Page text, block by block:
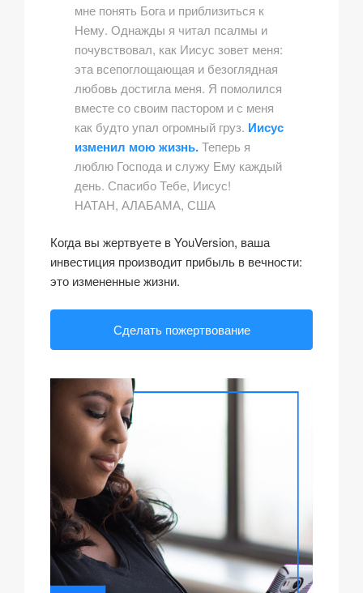
мне понять Бога и приблизиться к
Нему. Однажды я читал псалмы и
почувствовал, как Иисус зовет меня:
эта всепоглощающая и безоглядная
любовь достигла меня. Я помолился
вместе со своим пастором и с меня
как будто упал огромный груз. Иисус
изменил мою жизнь.Теперь я
люблю Господа и служу Ему каждый
день. Спасибо Тебе, Иисус!
НАТАН, АЛАБАМА, США
Когда вы жертвуете в YouVersion, ваша
инвестиция производит прибыль в вечности:
это измененные жизни.
Сделать пожертвование